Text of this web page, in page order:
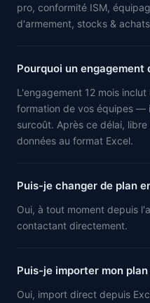
pro, conformité ISM,
d'armement, stocks &
Pourquoi un engagement
L'engagement 12 mois
formation de vos équipes —
surcoût. Après ce délai,
données au format Excel.
Puis-je changer de plan
Oui, à tout moment depuis
contactant directement.
Puis-je importer mon
Oui, import direct depuis